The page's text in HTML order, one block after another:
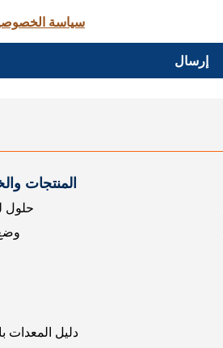
سياسة
إرسال
المنتجات
حلول
دليل المعدات